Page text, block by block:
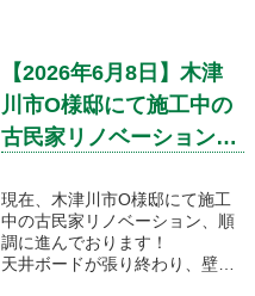
【2026年6月8日】木津
川市O様邸にて施工中の
古民家リノベーションで
地が進められておりま
す！
現在、木津川市O様邸にて施工
中の古民家リノベーション、順
調に進んでおります！
天井ボードが張り終わり、壁の